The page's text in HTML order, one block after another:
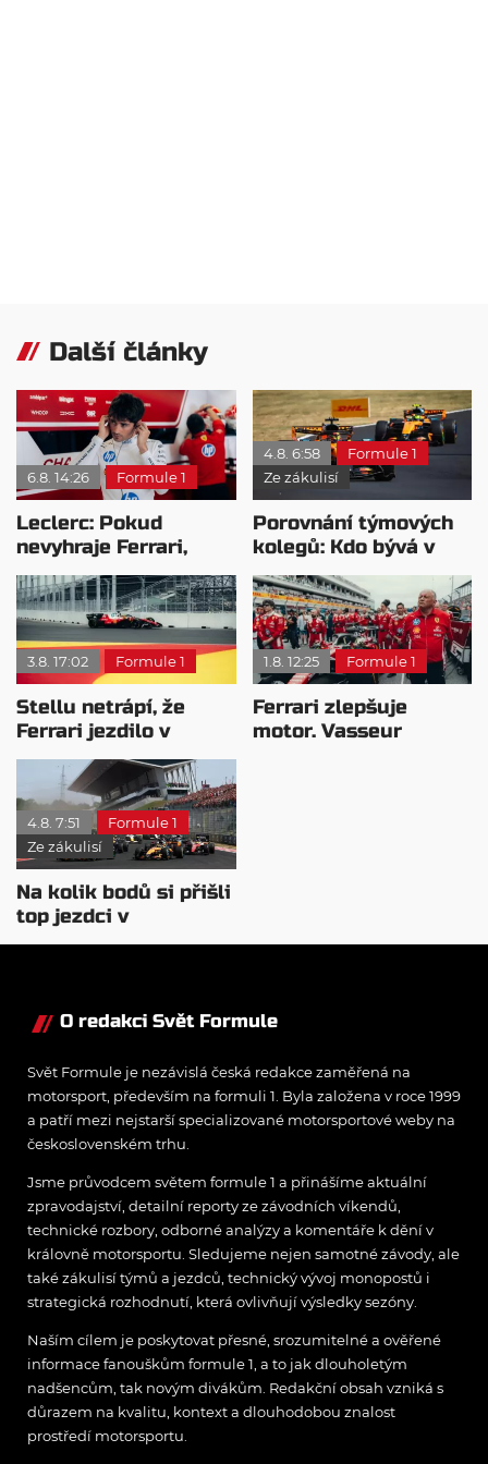
Další články
6.8. 14:26 Formule 1
Leclerc: Pokud
nevyhraje Ferrari,
přeji titul
Antonellimu
4.8. 6:58
Formule 1
Ze zákulisí
Porovnání týmových
kolegů: Kdo bývá v
sobotu nejrychlejší?
3.8. 17:02 Formule 1
Stellu netrápí, že
Ferrari jezdilo v
Madridu: Bylo to
staveniště
1.8. 12:25 Formule 1
Ferrari zlepšuje
motor. Vasseur
4.8. 7:51
Formule 1
Ze zákulisí
Na kolik bodů si přišli
top jezdci v
posledních 4
O redakci Svět Formule
Svět Formule je nezávislá česká redakce zaměřená na
motorsport, především na formuli 1. Byla založena v roce 1999
a patří mezi nejstarší specializované motorsportové weby na
československém trhu.
Jsme průvodcem světem formule 1 a přinášíme aktuální
zpravodajství, detailní reporty ze závodních víkendů,
technické rozbory, odborné analýzy a komentáře k dění v
královně motorsportu. Sledujeme nejen samotné závody, ale
také zákulisí týmů a jezdců, technický vývoj monopostů i
strategická rozhodnutí, která ovlivňují výsledky sezóny.
Naším cílem je poskytovat přesné, srozumitelné a ověřené
informace fanouškům formule 1, a to jak dlouholetým
nadšencům, tak novým divákům. Redakční obsah vzniká s
důrazem na kvalitu, kontext a dlouhodobou znalost
prostředí motorsportu.